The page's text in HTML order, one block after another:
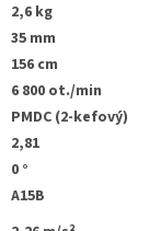
2,6 kg
35 mm
156 cm
6 800 ot./min
PMDC (2-kefový)
2,81
0 °
A15B